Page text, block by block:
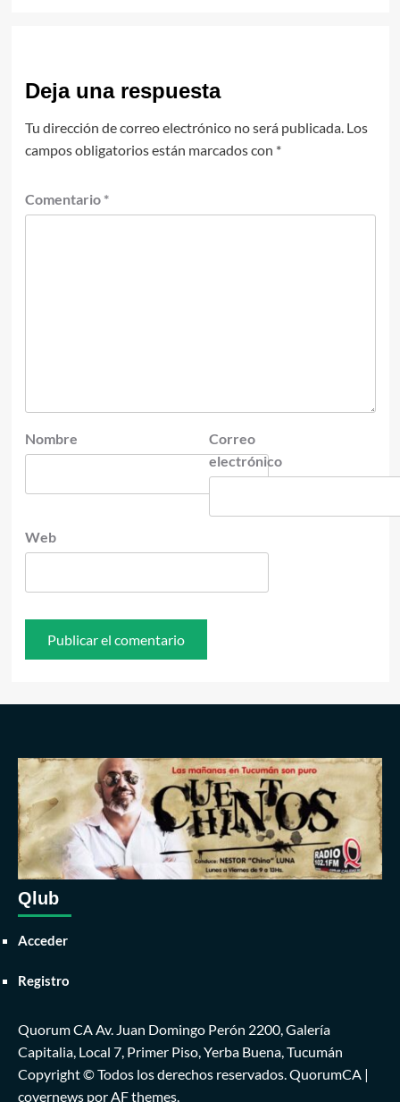
Deja una respuesta
Tu dirección de correo electrónico no será publicada. Los
campos obligatorios están marcados con *
Comentario *
Nombre
Correo
electrónico
Web
Qlub
Acceder
Registro
Quorum CA Av. Juan Domingo Perón 2200, Galería
Capitalia, Local 7, Primer Piso, Yerba Buena, Tucumán
Copyright © Todos los derechos reservados. QuorumCA |
covernews por AF themes.